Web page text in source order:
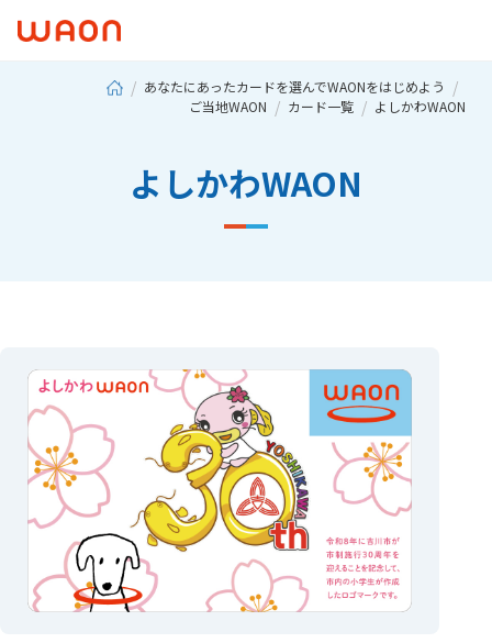
あなたにあったカードを選んでWAONをはじめよう
ご当地WAON
カード一覧 よしかわWAON
よしかわWAON